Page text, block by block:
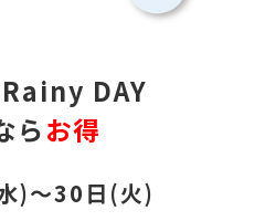
DAY
らお得
)～30日(火)